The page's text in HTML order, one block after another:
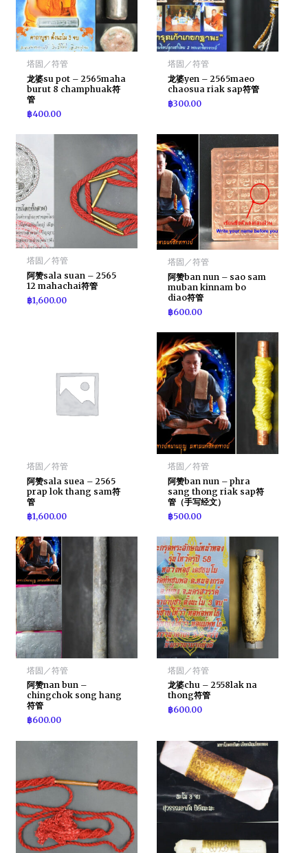
塔固／符管
龙婆su pot – 2565maha
burut 8 champhuak符
管
฿400.00
塔固／符管
龙婆yen – 2565maeo
chaosua riak sap符管
฿300.00
塔固／符管
阿赞sala suan – 2565
12 mahachai符管
฿1,600.00
塔固／符管
阿赞ban nun – sao sam
muban kinnam bo
diao符管
฿600.00
塔固／符管
阿赞sala suea – 2565
prap lok thang sam符
管
฿1,600.00
塔固／符管
阿赞ban nun – phra
sang thong riak sap符
管（手写经文）
฿500.00
塔固／符管
阿赞nan bun –
chingchok song hang
符管
฿600.00
塔固／符管
龙婆chu – 2558lak na
thong符管
฿600.00